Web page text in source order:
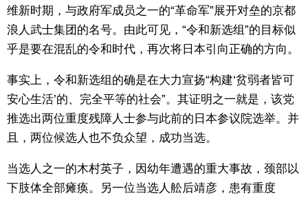
维新时期，与政府军成员之一的“革命军”展开对垒的京都
浪人武士集团的名号。由此可见，“令和新选组”的目标似
乎是要在混乱的令和时代，再次将日本引向正确的方向。
事实上，令和新选组的确是在大力宣扬“构建‘贫弱者皆可
安心生活’的、完全平等的社会”。其证明之一就是，该党
推选出两位重度残障人士参与此前的日本参议院选举。并
且，两位候选人也不负众望，成功当选。
当选人之一的木村英子，因幼年遭遇的重大事故，颈部以
下肢体全部瘫痪。另一位当选人舩后靖彦，患有重度